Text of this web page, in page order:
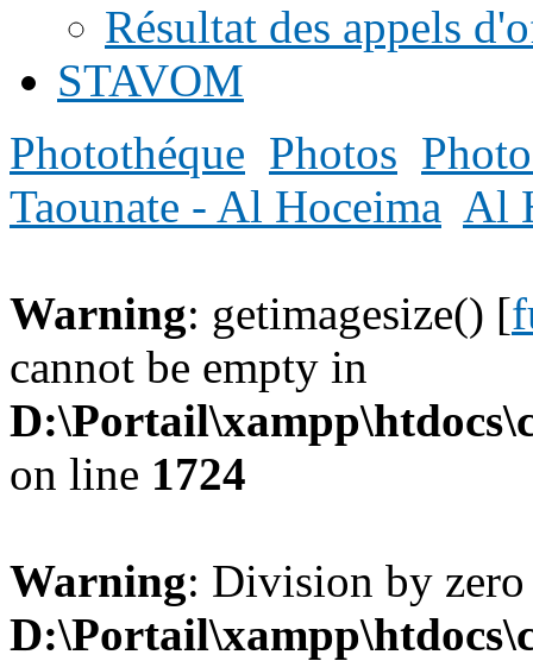
Résultat des appels
STAVOM
Photothéque Photos
Taounate - Al Hoceima Al
Warning: getimagesize() [
cannot be empty in
on line 1724
Warning: Division by